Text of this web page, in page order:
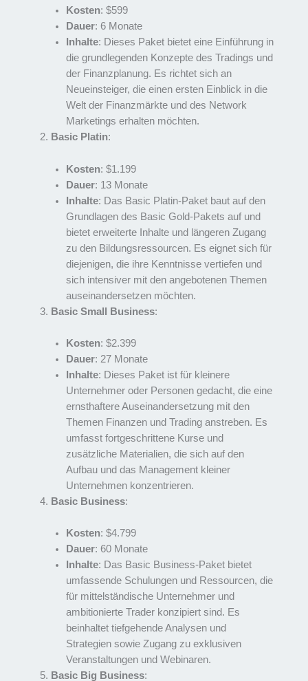
Kosten: $599
Dauer: 6 Monate
Inhalte: Dieses Paket bietet eine Einführung in
die grundlegenden Konzepte des Tradings und
der Finanzplanung. Es richtet sich an
Neueinsteiger, die einen ersten Einblick in die
Welt der Finanzmärkte und des Network
Marketings erhalten möchten.
Basic Platin:
Kosten: $1.199
Dauer: 13 Monate
Inhalte: Das Basic Platin-Paket baut auf den
Grundlagen des Basic Gold-Pakets auf und
bietet erweiterte Inhalte und längeren Zugang
zu den Bildungsressourcen. Es eignet sich für
diejenigen, die ihre Kenntnisse vertiefen und
sich intensiver mit den angebotenen Themen
auseinandersetzen möchten.
Basic Small Business:
Kosten: $2.399
Dauer: 27 Monate
Inhalte: Dieses Paket ist für kleinere
Unternehmer oder Personen gedacht, die eine
ernsthaftere Auseinandersetzung mit den
Themen Finanzen und Trading anstreben. Es
umfasst fortgeschrittene Kurse und
zusätzliche Materialien, die sich auf den
Aufbau und das Management kleiner
Unternehmen konzentrieren.
Basic Business:
Kosten: $4.799
Dauer: 60 Monate
Inhalte: Das Basic Business-Paket bietet
umfassende Schulungen und Ressourcen, die
für mittelständische Unternehmer und
ambitionierte Trader konzipiert sind. Es
beinhaltet tiefgehende Analysen und
Strategien sowie Zugang zu exklusiven
Veranstaltungen und Webinaren.
Basic Big Business: